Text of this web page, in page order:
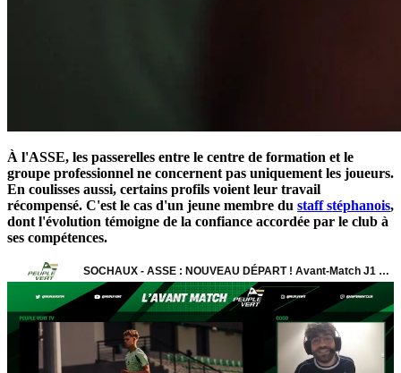
À l'ASSE, les passerelles entre le centre de formation et le
groupe professionnel ne concernent pas uniquement les joueurs.
En coulisses aussi, certains profils voient leur travail
récompensé. C'est le cas d'un jeune membre du staff stéphanois,
dont l'évolution témoigne de la confiance accordée par le club à
ses compétences.